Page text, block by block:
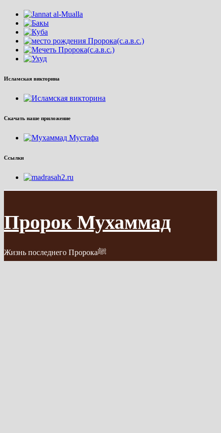
Исламская викторина
Скачать наше приложение
Ссылки
Пророк Мухаммад
Жизнь последнего Пророкаﷺ